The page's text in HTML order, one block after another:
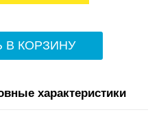
В КОРЗИНУ
характеристики